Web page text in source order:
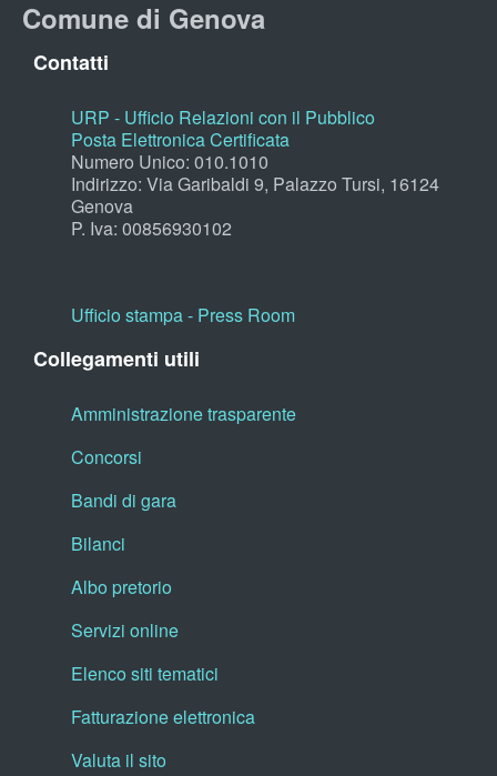
Comune di Genova
Contatti
URP - Ufficio Relazioni con il Pubblico
Posta Elettronica Certificata
Numero Unico: 010.1010
Indirizzo: Via Garibaldi 9, Palazzo Tursi, 16124
Genova
P. Iva: 00856930102
Ufficio stampa - Press Room
Collegamenti utili
Amministrazione trasparente
Concorsi
Bandi di gara
Bilanci
Albo pretorio
Servizi online
Elenco siti tematici
Fatturazione elettronica
Valuta il sito